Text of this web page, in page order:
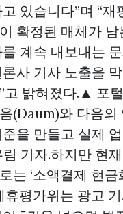
있습니다”며 “재
확정된 매체가
계속 내보내는
사 기사 노출을
고 밝혀졌다.▲ 포
(Daum)와 다음의
을 만들고 실제
기자.하지만 현
는 ‘소액결제 현
휴평가위는 광고